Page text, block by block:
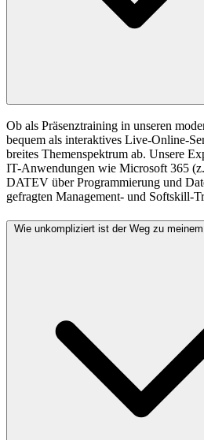
Ob als Präsenztraining in unseren
bequem als interaktives Live-Online-
breites Themenspektrum ab. Unsere
IT-Anwendungen wie Microsoft 365
DATEV über Programmierung und
gefragten Management- und Softskill-
Wie unkompliziert ist der Weg zu